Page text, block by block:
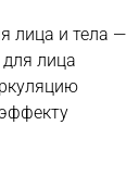
лица и тела —
лица